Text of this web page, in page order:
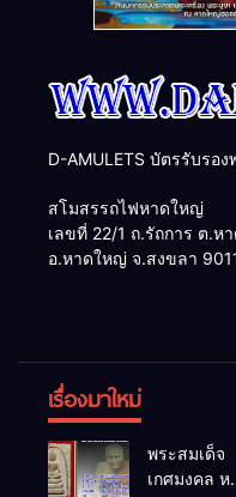
D-AMULETS บัตรรับรอ
สโมสรรถไฟหาดใหญ่
เลขที่ 22/1 ถ.รัถการ ต.ห
อ.หาดใหญ่ จ.สงขลา
เรื่องมาใหม่
พระสมเด็จ
เกศมงคล ห